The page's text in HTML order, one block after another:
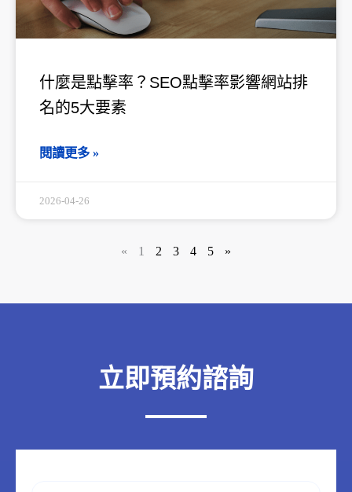
什麼是點擊率？SEO點擊率影響網站排
名的5大要素
閱讀更多 »
2026-04-26
« 1 2 3 4 5 »
立即預約諮詢